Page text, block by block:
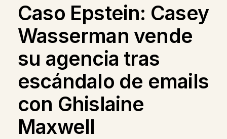
Caso Epstein: Casey
Wasserman vende
su agencia tras
escándalo de emails
con Ghislaine
Maxwell